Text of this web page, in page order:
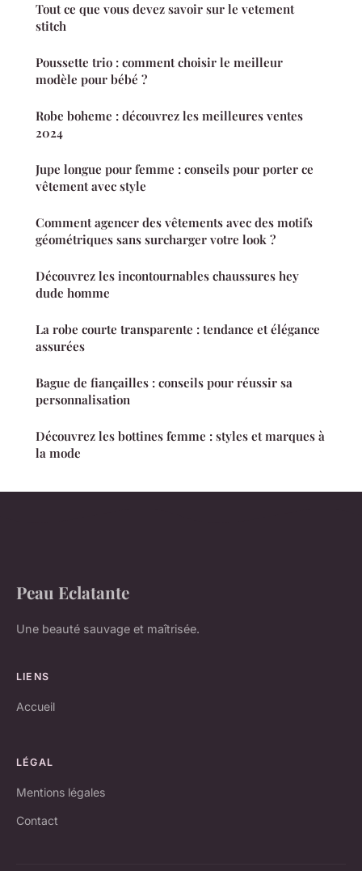
Tout ce que vous devez savoir sur le vetement
stitch
Poussette trio : comment choisir le meilleur
modèle pour bébé ?
Robe boheme : découvrez les meilleures ventes
2024
Jupe longue pour femme : conseils pour porter ce
vêtement avec style
Comment agencer des vêtements avec des motifs
géométriques sans surcharger votre look ?
Découvrez les incontournables chaussures hey
dude homme
La robe courte transparente : tendance et élégance
assurées
Bague de fiançailles : conseils pour réussir sa
personnalisation
Découvrez les bottines femme : styles et marques à
la mode
Peau Eclatante
Une beauté sauvage et maîtrisée.
LIENS
Accueil
LÉGAL
Mentions légales
Contact